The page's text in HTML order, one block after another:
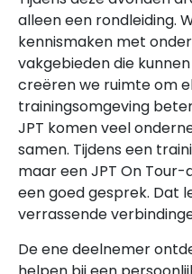
alleen een rondleiding.
kennismaken met
vakgebieden die
creëren we ruimte om
trainingsomgeving
JPT komen veel
samen. Tijdens een
maar een JPT On
een goed gesprek. Dat
verrassende
De ene deelnemer